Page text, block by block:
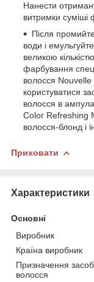
Нанести
витримки суміші
Після
води і
великою
фарбування
волосся Nouvelle
користуватися
волосся в
Color Refreshing
волосся-блонд і
Приховати
Характеристики
Основні
Виробник
Країна виробник
Призначення
волосся